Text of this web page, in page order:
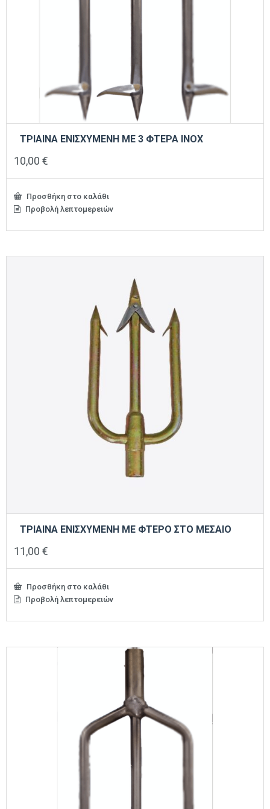
ΤΡΙΑΙΝΑ ΕΝΙΣΧΥΜΕΝΗ ΜΕ 3 ΦΤΕΡΑ INOX
10,00 €
Προσθήκη στο καλάθι
Προβολή λεπτομερειών
ΤΡΙΑΙΝΑ ΕΝΙΣΧΥΜΕΝΗ ΜΕ ΦΤΕΡΟ ΣΤΟ ΜΕΣΑΙΟ
11,00 €
Προσθήκη στο καλάθι
Προβολή λεπτομερειών